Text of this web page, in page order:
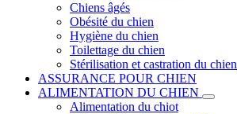
Chiens âgés
Obésité du chien
Hygiène du chien
Toilettage du chien
Stérilisation et castration du chien
ASSURANCE POUR CHIEN
ALIMENTATION DU CHIEN
Alimentation du chiot